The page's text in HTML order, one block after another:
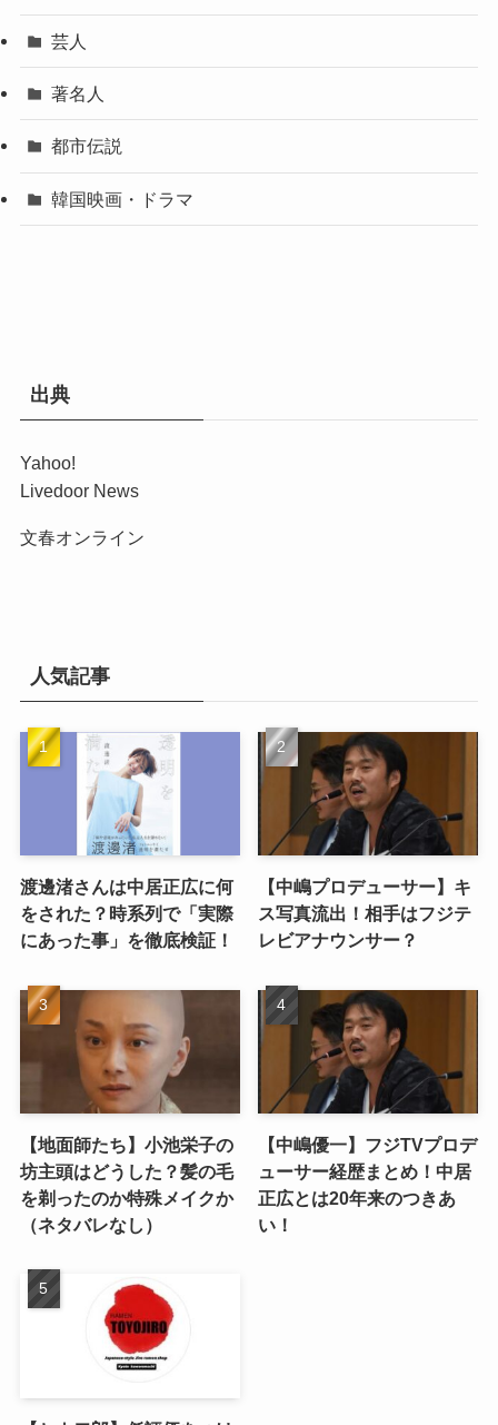
芸人
著名人
都市伝説
韓国映画・ドラマ
出典
Yahoo!
Livedoor News
文春オンライン
人気記事
渡邊渚さんは中居正広に何
をされた？時系列で「実際
にあった事」を徹底検証！
【中嶋プロデューサー】キ
ス写真流出！相手はフジテ
レビアナウンサー？
【地面師たち】小池栄子の
坊主頭はどうした？髪の毛
を剃ったのか特殊メイクか
（ネタバレなし）
【中嶋優一】フジTVプロデ
ューサー経歴まとめ！中居
正広とは20年来のつきあ
い！